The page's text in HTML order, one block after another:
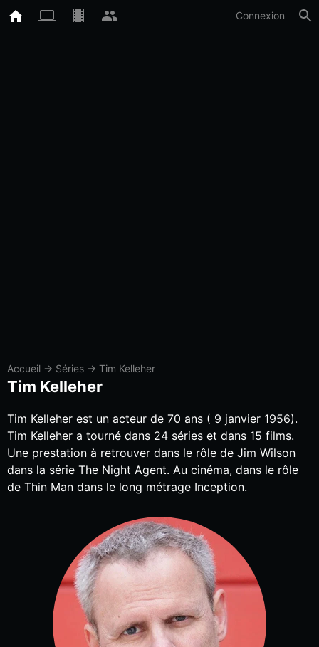
Connexion
Accueil → Séries → Tim Kelleher
Tim Kelleher
Tim Kelleher est un acteur de 70 ans ( 9 janvier 1956).
Tim Kelleher a tourné dans 24 séries et dans 15 films.
Une prestation à retrouver dans le rôle de Jim Wilson
dans la série The Night Agent. Au cinéma, dans le rôle
de Thin Man dans le long métrage Inception.